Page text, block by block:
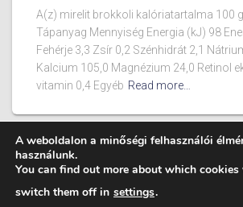
A(z) mirelit brokkoli kalóriatartalma 100
Tápanyag Mennyiség Energia (kJ) 98
Fehérje 3,3 Zsír 0,2 Szénhidrát 2,1
Kalcium 105,0 Magnézium 24,0 Retinol
vitamin 0,4 Egyéb Read more…
A weboldalon a minőségi felhasználói
használunk.
You can find out more about which cookies
switch them off in settings.